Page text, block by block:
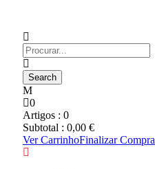
0
Artigos : 0
Subtotal : 0,00 €
Ver CarrinhoFinalizar Compra